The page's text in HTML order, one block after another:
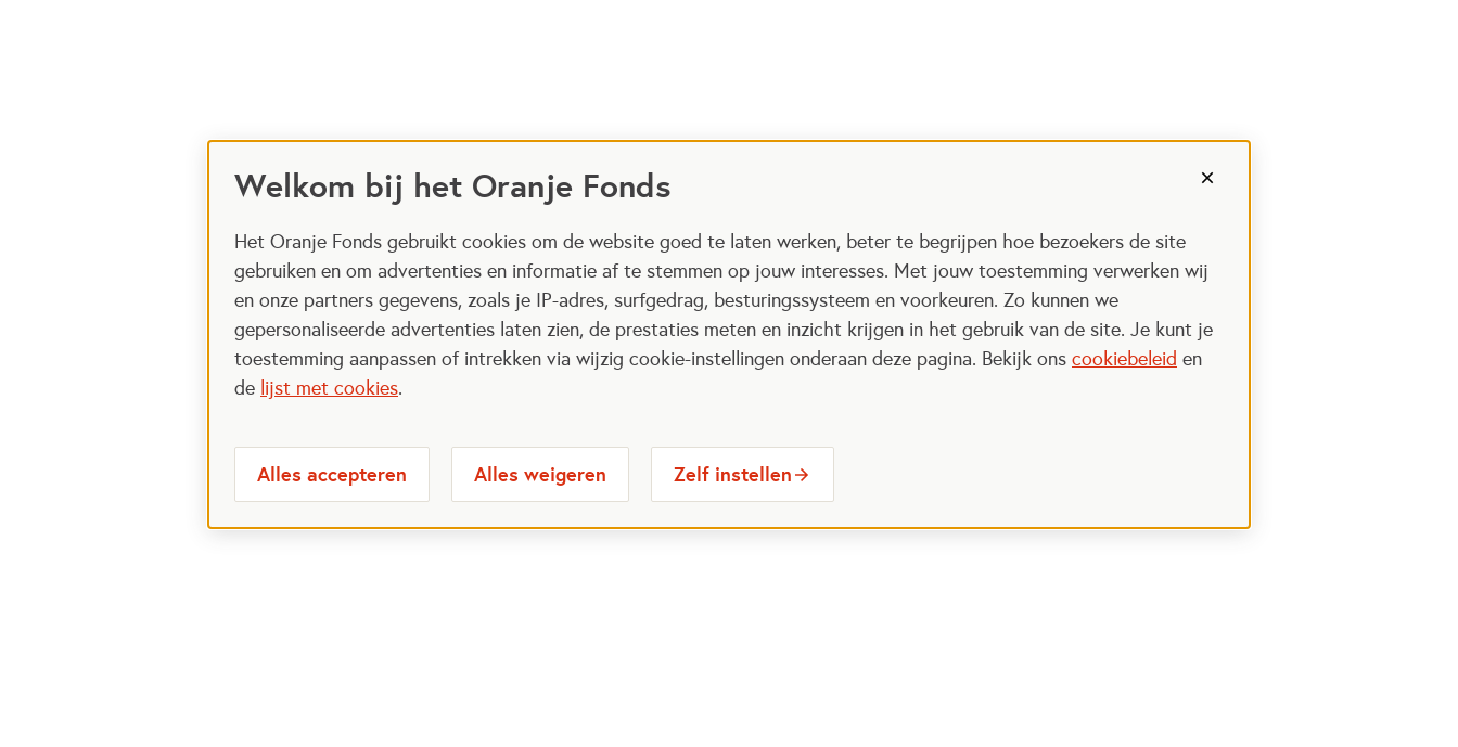
Welkom bij het Oranje Fonds
Het Oranje Fonds gebruikt cookies om de website goed te laten werken, beter te begrijpen hoe bezoekers de site
gebruiken en om advertenties en informatie af te stemmen op jouw interesses. Met jouw toestemming verwerken wij
en onze partners gegevens, zoals je IP-adres, surfgedrag, besturingssysteem en voorkeuren. Zo kunnen we
gepersonaliseerde advertenties laten zien, de prestaties meten en inzicht krijgen in het gebruik van de site. Je kunt je
toestemming aanpassen of intrekken via wijzig cookie-instellingen onderaan deze pagina. Bekijk ons cookiebeleid en
de lijst met cookies.
Alles accepteren Alles weigeren Zelf instellen